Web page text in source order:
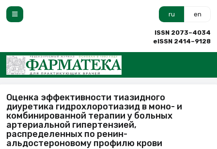
ru en
ISSN 2073–4034
eISSN 2414–9128
Оценка эффективности тиазидного
диуретика гидрохлоротиазид в моно- и
комбинированной терапии у больных
артериальной гипертензией,
распределенных по ренин-
альдостероновому профилю крови